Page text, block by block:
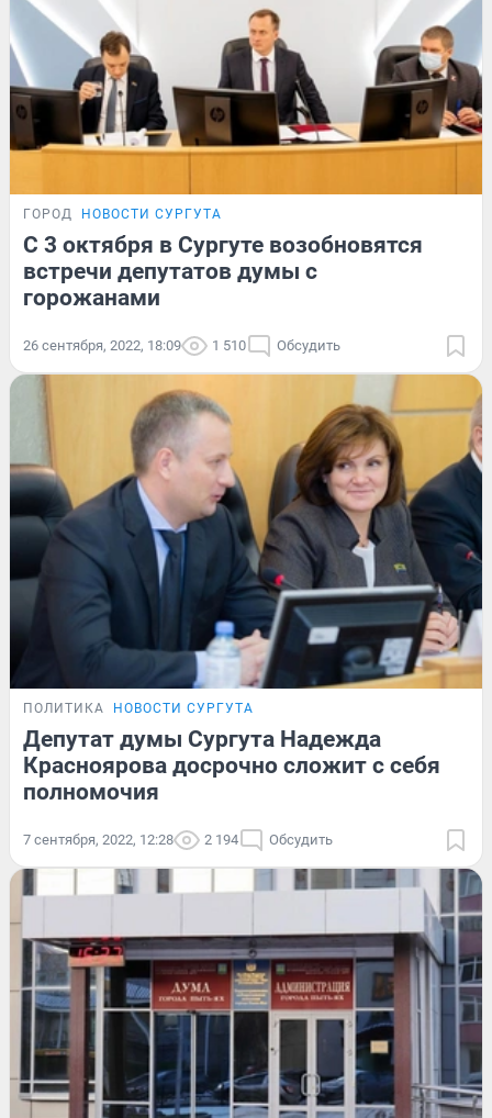
ГОРОД НОВОСТИ СУРГУТА
С 3 октября в Сургуте возобновятся
встречи депутатов думы с
горожанами
26 сентября, 2022, 18:09 1 510 Обсудить
ПОЛИТИКА НОВОСТИ СУРГУТА
Депутат думы Сургута Надежда
Красноярова досрочно сложит с себя
полномочия
7 сентября, 2022, 12:28 2 194 Обсудить